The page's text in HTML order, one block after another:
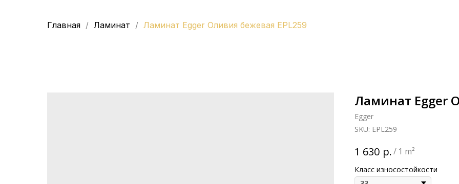
Главная Ламинат Ламинат Egger Оливия бежевая EPL259
Ламинат Egger
Egger
SKU: EPL259
1 630 р./ 1 m²
Класс износостойкости